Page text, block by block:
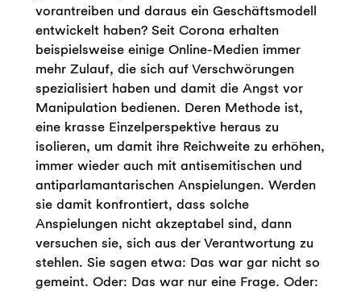
vorantreiben und daraus ein Geschäftsmodell
entwickelt haben? Seit Corona erhalten
beispielsweise einige Online-Medien immer
mehr Zulauf, die sich auf Verschwörungen
spezialisiert haben und damit die Angst vor
Manipulation bedienen. Deren Methode ist,
eine krasse Einzelperspektive heraus zu
isolieren, um damit ihre Reichweite zu erhöhen,
immer wieder auch mit antisemitischen und
antiparlamantarischen Anspielungen. Werden
sie damit konfrontiert, dass solche
Anspielungen nicht akzeptabel sind, dann
versuchen sie, sich aus der Verantwortung zu
stehlen. Sie sagen etwa: Das war gar nicht so
gemeint. Oder: Das war nur eine Frage. Oder: